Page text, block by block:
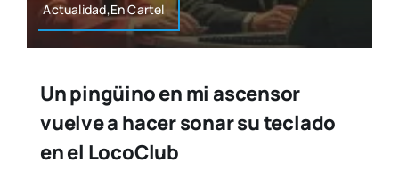
Actualidad,En Car­tel
Un pingüino en mi ascensor
vuelve a hacer sonar su teclado
en el LocoClub